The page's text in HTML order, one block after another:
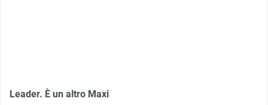
Leader. È un altro Maxi